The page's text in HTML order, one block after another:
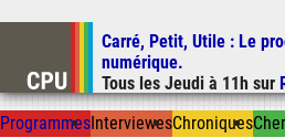
Carré, Petit, Utile : Le
numérique.
Tous les Jeudi à 11h sur
ProgrammesInterviewesChroniques